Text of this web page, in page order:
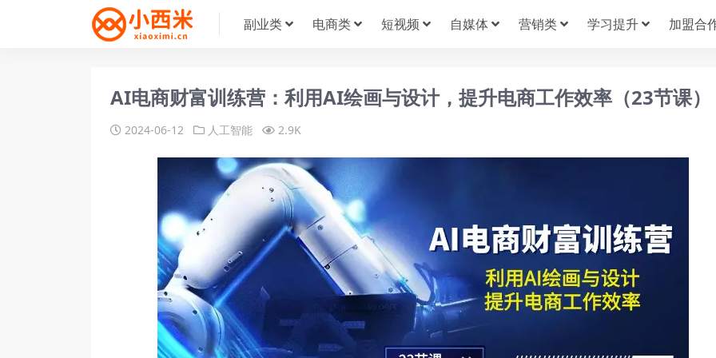
副业类 电商类 短视频 自媒体 营销类 学习提升 加盟合
AI电商财富训练营：利用AI绘画与设计，提升电商工作效率（23节课）
2024-06-12 人工智能 2.9K